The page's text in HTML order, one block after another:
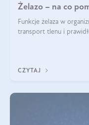
Żelazo – na co
Funkcje żelaza w
transport tlenu i
CZYTAJ